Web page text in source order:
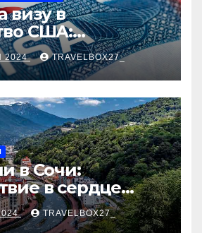
визу в
США:
руководство
2024 TRAVELBOX27_
в Сочи:
в сердце
курорта
TRAVELBOX27_